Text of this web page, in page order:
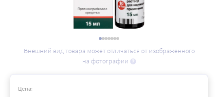
Внешний вид товара может отличаться от изображённого
на фотографии
Цена: